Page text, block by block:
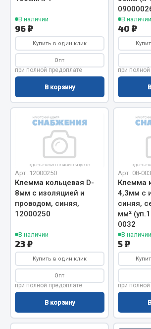
Запчасти МАЗ
Система питания
Двери
Окно ветровое
Двигатель
Электрооборудование
Показать ещё
Весь раздел
Запчасти Урал
Двигатель
Мост задний
Система питания
Система выпуска газа
Тормозная система
В наличии
96 ₽
Купить в один клик
Опт
при полной предоплате
В корзину
В наличии
40 ₽
при
Арт. 12000250
Клемма кольцевая D-
8мм с изоляцией и
проводом, синяя,
12000250
В наличии
23 ₽
Купить в один клик
Опт
при полной предоплате
В корзину
Арт. 08-
Клемма
4,3мм с
синяя,
мм²
0032
В наличии
5 ₽
при